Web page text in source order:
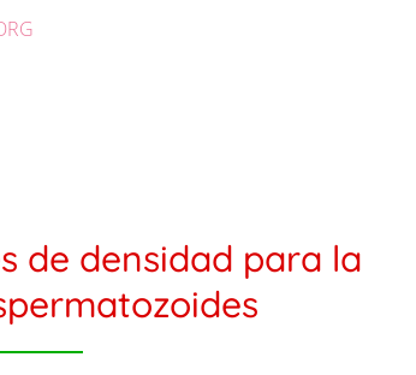
de densidad para la